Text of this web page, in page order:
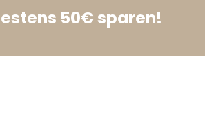
50€ sparen!